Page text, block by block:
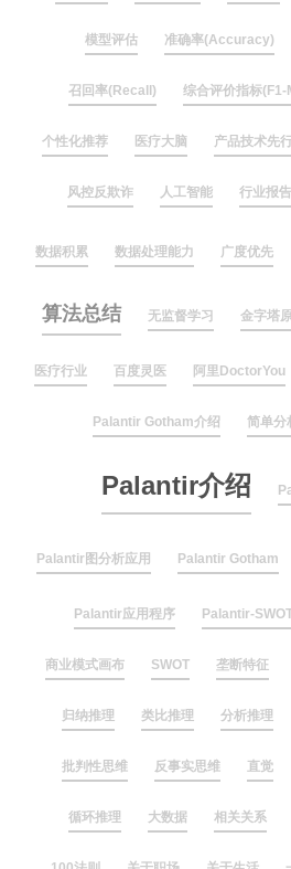
模型评估 准确率(Accuracy)
召回率(Recall) 综合评价指标
个性化推荐 医疗大脑 产品技术先
风控反欺诈 人工智能 行业报告
数据积累 数据处理能力 广度优先
算法总结 无监督学习 金字塔
医疗行业 百度灵医 阿里DoctorYou
Palantir Gotham介绍 简单分
Palantir介绍
Palantir图分析应用 Palantir Gotham
Palantir应用程序 Palantir-
商业模式画布 SWOT 垄断特征
归纳推理 类比推理 分析推理
批判性思维 反事实思维 直觉
循环推理 大数据 相关关系